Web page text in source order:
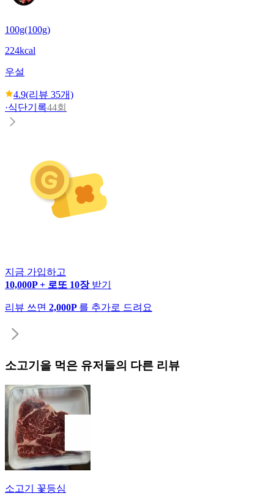
100g(100g)
224kcal
우설
4.9(리뷰 35개)
·식단기록44회
지금 가입하고
10,000P + 로또 10장 받기
리뷰 쓰면 2,000P 를 추가로 드려요
소고기 을 먹은 유저들의 다른 리뷰
소고기 꽃등심